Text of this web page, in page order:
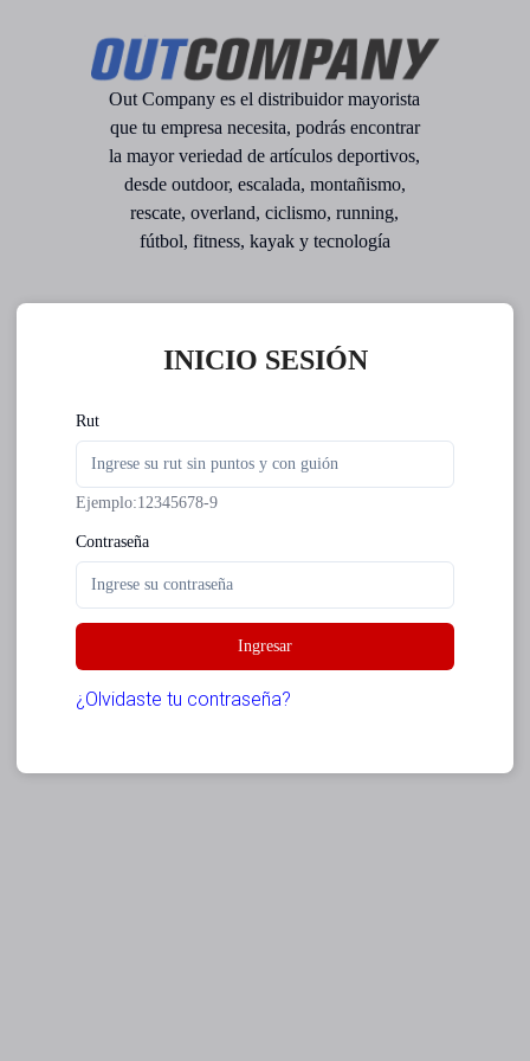
Out Company es el distribuidor mayorista
que tu empresa necesita, podrás encontrar
la mayor veriedad de artículos deportivos,
desde outdoor, escalada, montañismo,
rescate, overland, ciclismo, running,
fútbol, fitness, kayak y tecnología
INICIO SESIÓN
Rut
Ejemplo:12345678-9
Contraseña
Ingresar
¿Olvidaste tu contraseña?